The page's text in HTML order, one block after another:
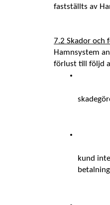
fastställts av
7.2 Skador och
Hamnsystem
förlust till följd
kund